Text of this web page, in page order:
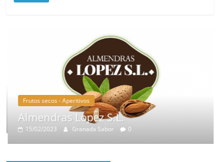
Frutos secos - Aperitivos
Almendras Lopez S.L.
15/02/2023 Granada Sabor 0